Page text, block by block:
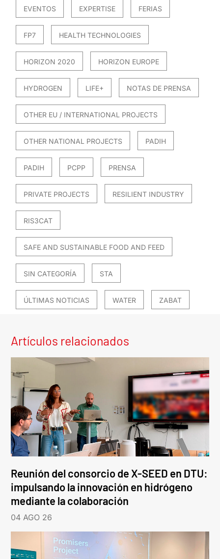
EVENTOS EXPERTISE FERIAS
FP7 HEALTH TECHNOLOGIES
HORIZON 2020 HORIZON EUROPE
HYDROGEN LIFE+ NOTAS DE PRENSA
OTHER EU / INTERNATIONAL PROJECTS
OTHER NATIONAL PROJECTS PADIH
PADIH PCPP PRENSA
PRIVATE PROJECTS RESILIENT INDUSTRY
RIS3CAT
SAFE AND SUSTAINABLE FOOD AND FEED
SIN CATEGORÍA STA
ÚLTIMAS NOTICIAS WATER ZABAT
Artículos relacionados
Reunión del consorcio de X-SEED en DTU:
impulsando la innovación en hidrógeno
mediante la colaboración
04 AGO 26